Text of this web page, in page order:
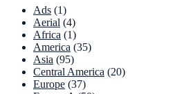
Ads (1)
Aerial (4)
Africa (1)
America (35)
Asia (95)
Central America (20)
Europe (37)